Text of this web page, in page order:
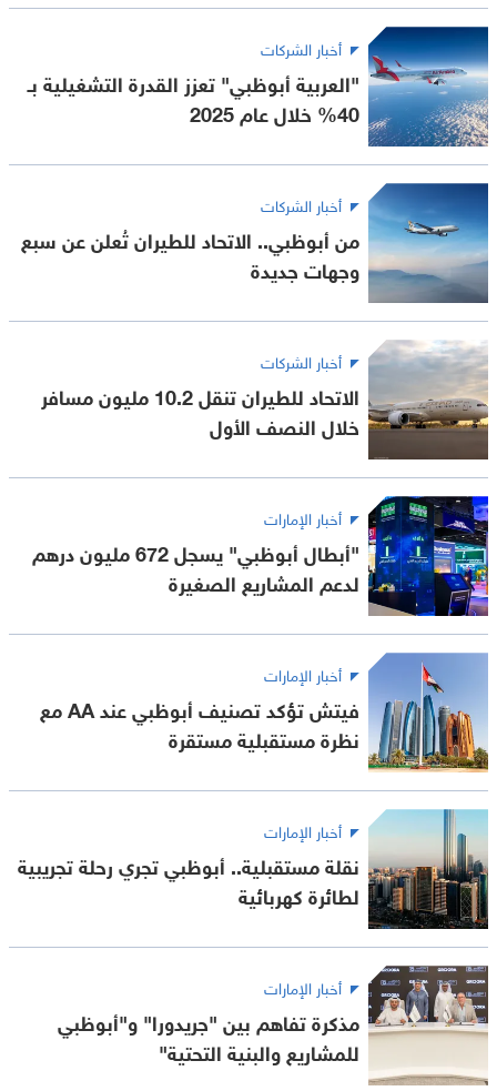
أخبار الشركات
"العربية أبوظبي" تعزز القدرة التشغيلية بـ
40% خلال عام 2025
أخبار الشركات
من أبوظبي.. الاتحاد للطيران تُعلن عن سبع
وجهات جديدة
أخبار الشركات
الاتحاد للطيران تنقل 10.2 مليون مسافر
خلال النصف الأول
أخبار الإمارات
"أبطال أبوظبي" يسجل 672 مليون درهم
لدعم المشاريع الصغيرة
أخبار الإمارات
فيتش تؤكد تصنيف أبوظبي عند AA مع
نظرة مستقبلية مستقرة
أخبار الإمارات
نقلة مستقبلية.. أبوظبي تجري رحلة تجريبية
لطائرة كهربائية
أخبار الإمارات
مذكرة تفاهم بين "جريدورا" و"أبوظبي
للمشاريع والبنية التحتية"